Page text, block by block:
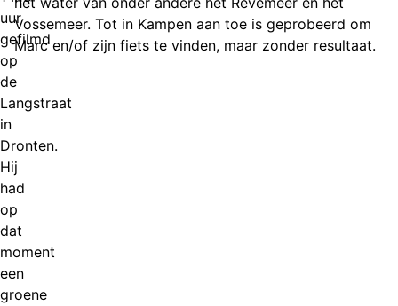
uur
gefilmd
op
de
Langstraat
in
Dronten.
Hij
had
op
dat
moment
een
groene
Vossemeer. Tot in Kampen aan toe is geprobeerd om
Marc en/of zijn fiets te vinden, maar zonder resultaat.